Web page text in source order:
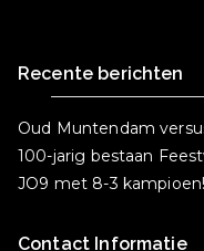
Recente berichten
Oud Muntendam
100-jarig bestaan
JO9 met 8-3 kampioen!
Contact Informatie